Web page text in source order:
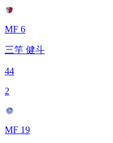
MF 6
三竿 健斗
44
2
MF 19